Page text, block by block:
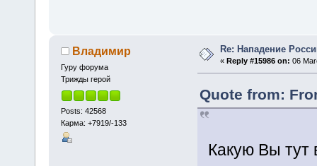
Владимир
Гуру форума
Трижды герой
Posts: 42568
Карма: +7919/-133
Re: Нападение
«Reply #15986 on: 06
Quote from:
Какую Вы тут